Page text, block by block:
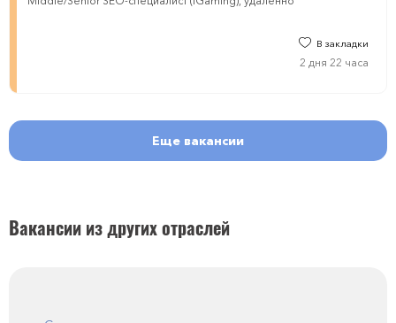
В закладки
2 дня 22 часа
Еще вакансии
Вакансии из других отраслей